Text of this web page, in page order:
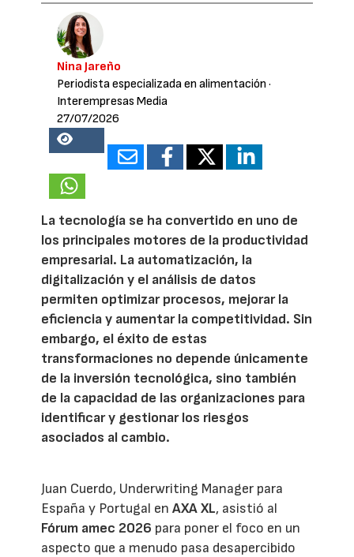
Nina Jareño
Periodista especializada en alimentación ·
Interempresas Media
27/07/2026
18018
La tecnología se ha convertido en uno de
los principales motores de la productividad
empresarial. La automatización, la
digitalización y el análisis de datos
permiten optimizar procesos, mejorar la
eficiencia y aumentar la competitividad. Sin
embargo, el éxito de estas
transformaciones no depende únicamente
de la inversión tecnológica, sino también
de la capacidad de las organizaciones para
identificar y gestionar los riesgos
asociados al cambio.
Juan Cuerdo, Underwriting Manager para
España y Portugal enAXA XL, asistió al
Fórum amec 2026 para poner el foco en un
aspecto que a menudo pasa desapercibido